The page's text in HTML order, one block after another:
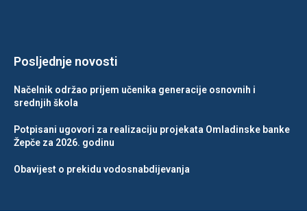
Posljednje novosti
Načelnik održao prijem učenika generacije osnovnih i
srednjih škola
Potpisani ugovori za realizaciju projekata Omladinske banke
Žepče za 2026. godinu
Obavijest o prekidu vodosnabdijevanja